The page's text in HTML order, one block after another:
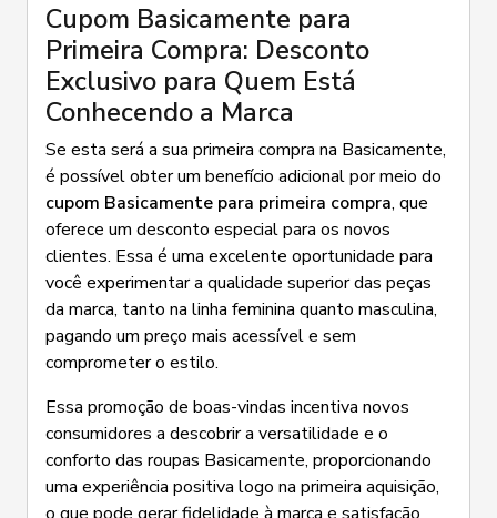
Cupom Basicamente para
Primeira Compra: Desconto
Exclusivo para Quem Está
Conhecendo a Marca
Se esta será a sua primeira compra na Basicamente,
é possível obter um benefício adicional por meio do
cupom Basicamente para primeira compra, que
oferece um desconto especial para os novos
clientes. Essa é uma excelente oportunidade para
você experimentar a qualidade superior das peças
da marca, tanto na linha feminina quanto masculina,
pagando um preço mais acessível e sem
comprometer o estilo.
Essa promoção de boas-vindas incentiva novos
consumidores a descobrir a versatilidade e o
conforto das roupas Basicamente, proporcionando
uma experiência positiva logo na primeira aquisição,